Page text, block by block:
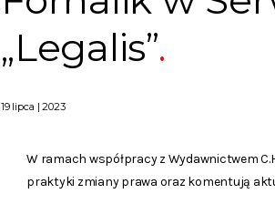
„Legalis”
19 lipca | 2023
W ramach współpracy z Wydawnictwem
praktyki zmiany prawa oraz komentują